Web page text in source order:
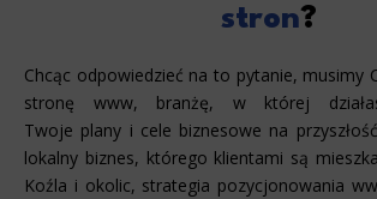
stron?
Chcąc odpowiedzieć na to pytanie, musimy
stronę www, branżę, w której
Twoje plany i cele biznesowe na
lokalny biznes, którego klientami są
Koźla i okolic, strategia pozycjonowania